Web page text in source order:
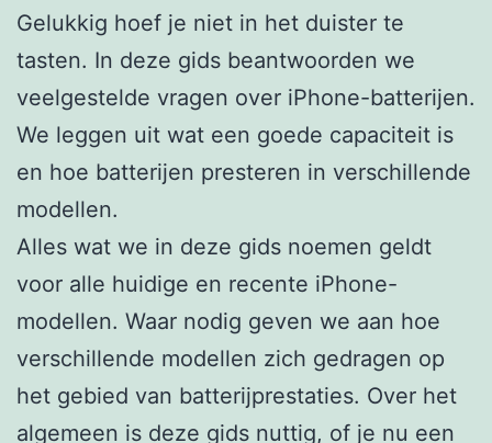
Gelukkig hoef je niet in het duister te
tasten. In deze gids beantwoorden we
veelgestelde vragen over iPhone-batterijen.
We leggen uit wat een goede capaciteit is
en hoe batterijen presteren in verschillende
modellen.
Alles wat we in deze gids noemen geldt
voor alle huidige en recente iPhone-
modellen. Waar nodig geven we aan hoe
verschillende modellen zich gedragen op
het gebied van batterijprestaties. Over het
algemeen is deze gids nuttig, of je nu een